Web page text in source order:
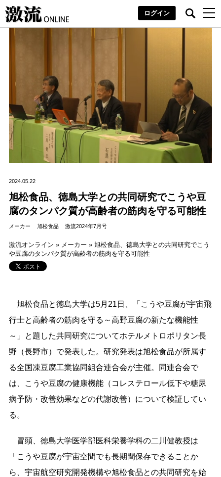
ログイン
2024.05.22
旭松食品、徳島大学との共同研究でこうや豆
腐のタンパク質が高齢者の筋肉を守る可能性
メーカー 旭松食品 激流2024年7月号
激流オンライン » メーカー » 旭松食品、徳島大学との共同研究でこう
や豆腐のタンパク質が高齢者の筋肉を守る可能性
旭松食品と徳島大学は5月21日、「こうや豆腐が宇宙飛
行士と高齢者の筋肉を守る～高野豆腐の新たな機能性
～」と題した共同研究についてホテルメトロポリタン長
野（長野市）で発表した。研究発表は旭松食品が所属す
る全国凍豆腐工業協同組合連合会が主催。同連合会で
は、こうや豆腐の健康機能（コレステロール低下や糖尿
病予防・改善効果などの代謝改善）について検証してい
る。
冒頭、徳島大学医学部医科栄養学科の二川健教授は
「こうや豆腐が宇宙空間でも長期間保存できることか
ら、宇宙航空研究開発機構や旭松食品との共同研究を始